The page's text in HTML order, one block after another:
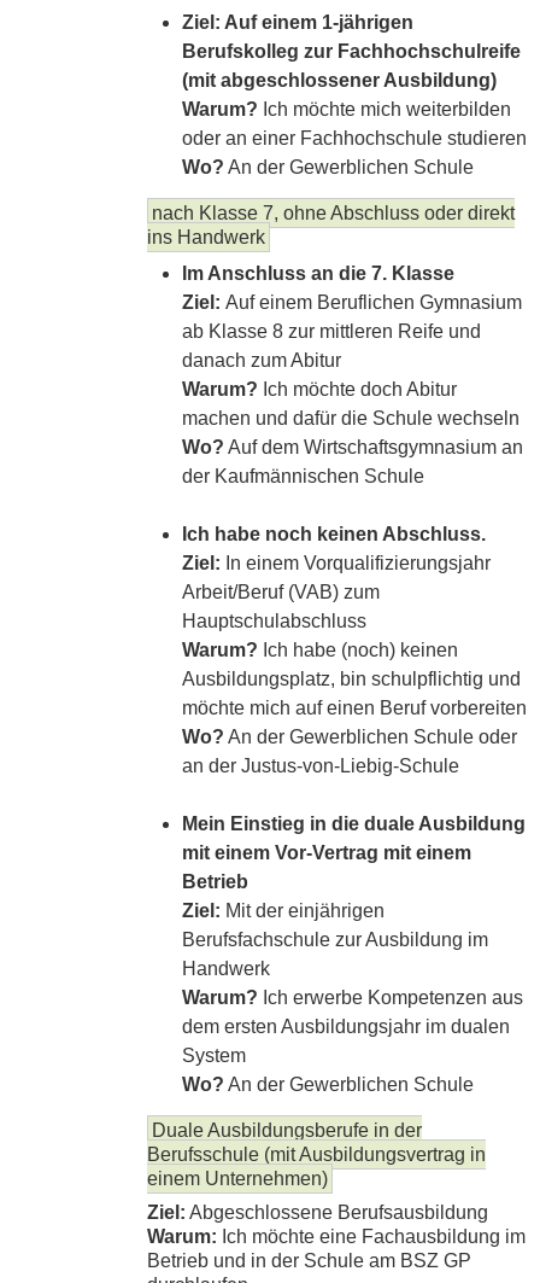
Ziel: Auf einem 1-jährigen
Berufskolleg zur Fachhochschulreife
(mit abgeschlossener Ausbildung)
Warum? Ich möchte mich weiterbilden
oder an einer Fachhochschule studieren
Wo? An der Gewerblichen Schule
nach Klasse 7, ohne Abschluss oder direkt
ins Handwerk
Im Anschluss an die 7. Klasse
Ziel: Auf einem Beruflichen Gymnasium
ab Klasse 8 zur mittleren Reife und
danach zum Abitur
Warum? Ich möchte doch Abitur
machen und dafür die Schule wechseln
Wo? Auf dem Wirtschaftsgymnasium an
der Kaufmännischen Schule
Ich habe noch keinen Abschluss.
Ziel: In einem Vorqualifizierungsjahr
Arbeit/Beruf (VAB) zum
Hauptschulabschluss
Warum? Ich habe (noch) keinen
Ausbildungsplatz, bin schulpflichtig und
möchte mich auf einen Beruf vorbereiten
Wo? An der Gewerblichen Schule oder
an der Justus-von-Liebig-Schule
Mein Einstieg in die duale Ausbildung
mit einem Vor-Vertrag mit einem
Betrieb
Ziel: Mit der einjährigen
Berufsfachschule zur Ausbildung im
Handwerk
Warum? Ich erwerbe Kompetenzen aus
dem ersten Ausbildungsjahr im dualen
System
Wo? An der Gewerblichen Schule
Duale Ausbildungsberufe in der
Berufsschule (mit Ausbildungsvertrag in
einem Unternehmen)
Ziel: Abgeschlossene Berufsausbildung
Warum: Ich möchte eine Fachausbildung im
Betrieb und in der Schule am BSZ GP